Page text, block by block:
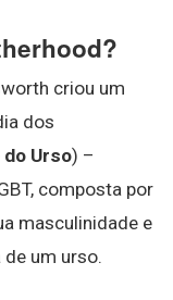
criou um
dos
do Urso) –
composta por
masculinidade e
um urso.